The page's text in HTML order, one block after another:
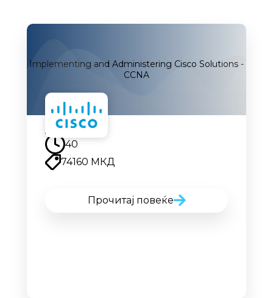
Implementing and Administering Cisco Solutions -
CCNA
Наскоро
40
74160 МКД
Прочитај повеќе